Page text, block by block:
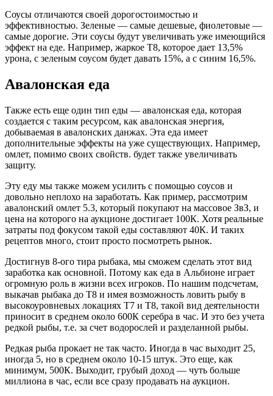
Соусы отличаются своей дорогостоимостью и
эффективностью. Зеленые — самые дешевые, фиолетовые —
самые дорогие. Эти соусы будут увеличивать уже имеющийся
эффект на еде. Например, жаркое Т8, которое дает 13,5%
урона, с зеленым соусом будет давать 15%, а с синим 16,5%.
Авалонская еда
Также есть еще один тип еды — авалонская еда, которая
создается с таким ресурсом, как авалонская энергия,
добываемая в авалонских данжах. Эта еда имеет
дополнительные эффекты на уже существующих. Например,
омлет, помимо своих свойств. будет также увеличивать
защиту.
Эту еду мы также можем усилить с помощью соусов и
довольно неплохо на заработать. Как пример, рассмотрим
авалонский омлет 5.3, который покупают на массовое ЗвЗ, и
цена на которого на аукционе достигает 100К. Хотя реальные
затраты под фокусом такой еды составляют 40К. И таких
рецептов много, стоит просто посмотреть рынок.
Достигнув 8-ого тира рыбака, мы сможем сделать этот вид
заработка как основной. Потому как еда в Альбионе играет
огромную роль в жизни всех игроков. По нашим подсчетам,
выкачав рыбака до Т8 и имея возможность ловить рыбу в
высокоуровневых локациях Т7 и Т8, такой вид деятельности
приносит в среднем около 600К серебра в час. И это без учета
редкой рыбы, т.е. за счет водорослей и разделанной рыбы.
Редкая рыба прокает не так часто. Иногда в час выходит 25,
иногда 5, но в среднем около 10-15 штук. Это еще, как
минимум, 500К. Выходит, грубый доход — чуть больше
миллиона в час, если все сразу продавать на аукцион.